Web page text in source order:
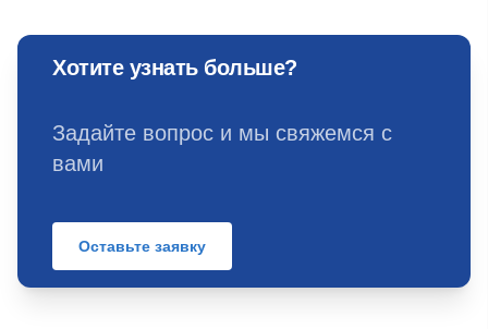
Хотите узнать больше?
Задайте вопрос и мы свяжемся с
вами
Оставьте заявку